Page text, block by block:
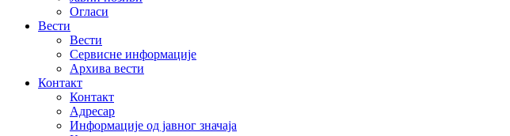
Огласи
Вести
Вести
Сервисне информације
Архива вести
Контакт
Контакт
Адресар
Информације од јавног значаја